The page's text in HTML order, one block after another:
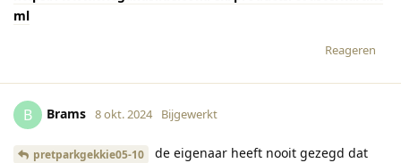
ml
Reageren
B Brams 8 okt. 2024 Bijgewerkt
pretparkgekkie05-10
de eigenaar heeft nooit gezegd dat